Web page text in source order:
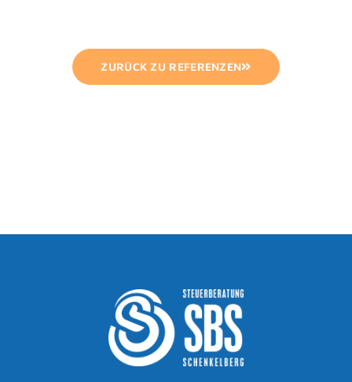
ZURÜCK ZU REFERENZEN